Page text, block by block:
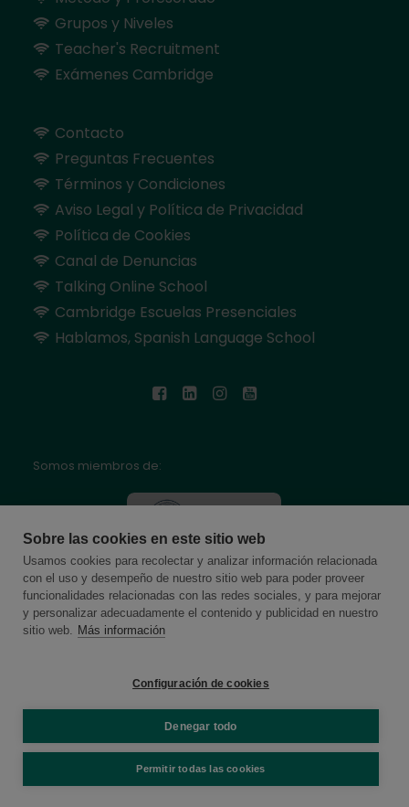
Grupos y Niveles
Teacher's Recruitment
Exámenes Cambridge
Contacto
Preguntas Frecuentes
Términos y Condiciones
Aviso Legal y Política de Privacidad
Política de Cookies
Canal de Denuncias
Talking Online School
Cambridge Escuelas Presenciales
Hablamos, Spanish Language School
Somos miembros de:
© 2026 Online School by Cambridge House. All rights reserved
Sobre las cookies en este sitio web
Usamos cookies para recolectar y analizar información relacionada
con el uso y desempeño de nuestro sitio web para poder proveer
funcionalidades relacionadas con las redes sociales, y para mejorar
y personalizar adecuadamente el contenido y publicidad en nuestro
sitio web. Más información
Configuración de cookies
Denegar todo
Permitir todas las cookies